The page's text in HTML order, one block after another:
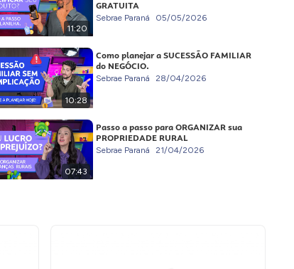
11:20
GRATUITA
Sebrae Paraná 05/05/2026
10:28
Como planejar a SUCESSÃO FAMILIAR
do NEGÓCIO.
Sebrae Paraná 28/04/2026
07:43
Passo a passo para ORGANIZAR sua
PROPRIEDADE RURAL
Sebrae Paraná 21/04/2026